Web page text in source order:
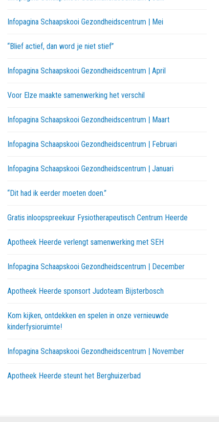
Infopagina Schaapskooi Gezondheidscentrum | Mei
“Blief actief, dan word je niet stief”
Infopagina Schaapskooi Gezondheidscentrum | April
Voor Elze maakte samenwerking het verschil
Infopagina Schaapskooi Gezondheidscentrum | Maart
Infopagina Schaapskooi Gezondheidscentrum | Februari
Infopagina Schaapskooi Gezondheidscentrum | Januari
“Dit had ik eerder moeten doen.”
Gratis inloopspreekuur Fysiotherapeutisch Centrum Heerde
Apotheek Heerde verlengt samenwerking met SEH
Infopagina Schaapskooi Gezondheidscentrum | December
Apotheek Heerde sponsort Judoteam Bijsterbosch
Kom kijken, ontdekken en spelen in onze vernieuwde
kinderfysioruimte!
Infopagina Schaapskooi Gezondheidscentrum | November
Apotheek Heerde steunt het Berghuizerbad